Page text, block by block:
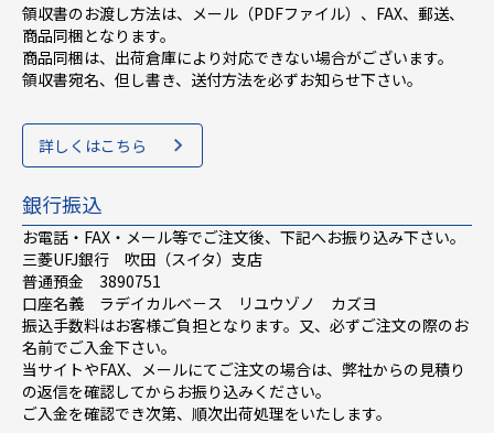
領収書のお渡し方法は、メール（PDFファイル）、FAX、郵送、
商品同梱となります。
商品同梱は、出荷倉庫により対応できない場合がございます。
領収書宛名、但し書き、送付方法を必ずお知らせ下さい。
詳しくはこちら
銀行振込
お電話・FAX・メール等でご注文後、下記へお振り込み下さい。
三菱UFJ銀行 吹田（スイタ）支店
普通預金 3890751
口座名義 ラデイカルベ－ス リユウゾノ カズヨ
振込手数料はお客様ご負担となります。又、必ずご注文の際のお
名前でご入金下さい。
当サイトやFAX、メールにてご注文の場合は、弊社からの見積り
の返信を確認してからお振り込みください。
ご入金を確認でき次第、順次出荷処理をいたします。